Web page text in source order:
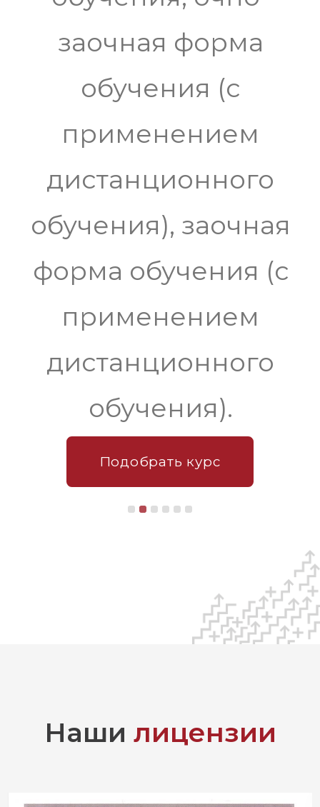
заочная форма
обучения (с
применением
дистанционного
обучения), заочная
форма обучения (с
применением
дистанционного
обучения).
Подобрать курс
Наши лицензии